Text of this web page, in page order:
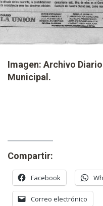
Imagen: Archivo
Municipal.
Compartir:
Facebook
Correo electrónico